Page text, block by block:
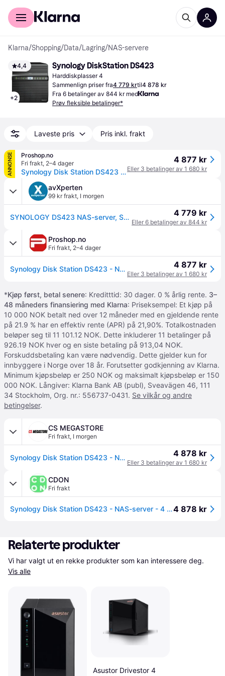
For kunder
Klarna/Shopping/Data/Lagring/NAS-servere
4,4
+2
Synology DiskStation DS423
Harddiskplasser 4
Sammenlign priser fra4 779 krtil4 878 kr
Fra 6 betalinger av 844 kr med
Prøv fleksible betalinger*
Laveste pris Pris inkl. frakt
ANNONSE
Proshop.no
Fri frakt, 2–4 dager
Synology Disk Station DS423 - NAS-Server
4 877 kr
Eller 3 betalinger av 1 680 kr
avXperten
99 kr frakt, I morgen
SYNOLOGY DS423 NAS-server, SATA3, 2GB RAM, Gigabit Ethernet, iSCSI 4 779 kr
Eller 6 betalinger av 844 kr
Proshop.no
Fri frakt, 2–4 dager
Synology Disk Station DS423 - NAS-Server 4 877 kr
Eller 3 betalinger av 1 680 kr
*Kjøp først, betal senere: Kreditttid: 30 dager. 0 % årlig rente. 3–
48 måneders finansiering med Klarna: Priseksempel: Et kjøp på
10 000 NOK betalt ned over 12 måneder med en gjeldende rente
på 21.9 % har en effektiv rente (APR) på 21,90%. Totalkostnaden
beløper seg til 11 101.12 NOK. Dette inkluderer 11 betalinger på
926.19 NOK hver og en siste betaling på 913,04 NOK.
Forskuddsbetaling kan være nødvendig. Dette gjelder kun for
innbyggere i Norge over 18 år. Forutsetter godkjenning av Klarna.
Minimum kjøpsbeløp er 250 NOK og maksimalt kjøpsbeløp er 150
000 NOK. Långiver: Klarna Bank AB (publ), Sveavägen 46, 111
34 Stockholm, Org. nr.: 556737-0431. Se vilkår og andre
betingelser.
CS MEGASTORE
Fri frakt, I morgen
Synology Disk Station DS423 - NAS-server - 4 brønner - SATA 6Gb/s - RAID JBOD, 0, 1, 5, 6, 10 - RAM 2 GB - Gigabit Ethernet - iSCSI støtte 4 878 kr
Eller 3 betalinger av 1 680 kr
CDON
Fri frakt
Synology Disk Station DS423 - NAS-server - 4 brønner - SATA 6Gb/s - RAID JBOD, 0, 1, 5, 6, 10 - RAM 2 GB - Gigabit Ethernet - iSCSI støtte4 878 kr
Relaterte produkter
Vis alle
Asustor Drivestor 4